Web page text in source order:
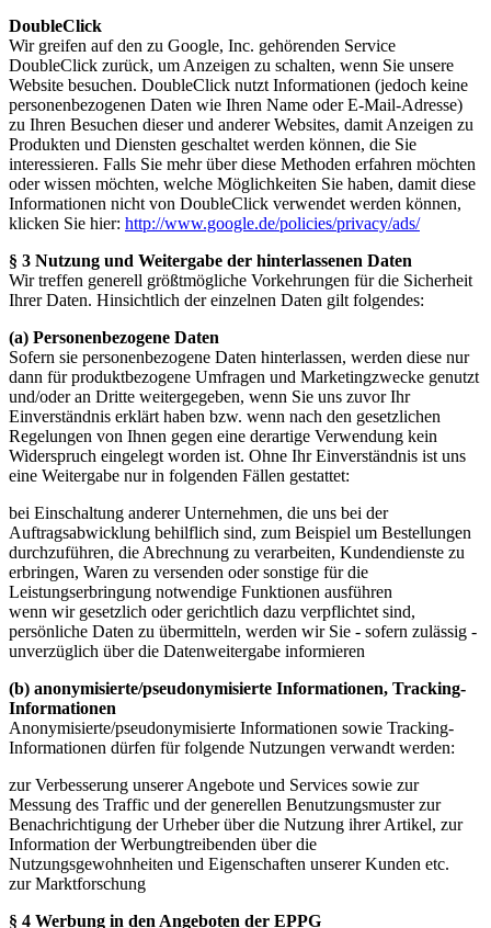
DoubleClick
Wir greifen auf den zu Google, Inc. gehörenden Service
DoubleClick zurück, um Anzeigen zu schalten, wenn Sie unsere
Website besuchen. DoubleClick nutzt Informationen (jedoch keine
personenbezogenen Daten wie Ihren Name oder E-Mail-Adresse)
zu Ihren Besuchen dieser und anderer Websites, damit Anzeigen zu
Produkten und Diensten geschaltet werden können, die Sie
interessieren. Falls Sie mehr über diese Methoden erfahren möchten
oder wissen möchten, welche Möglichkeiten Sie haben, damit diese
Informationen nicht von DoubleClick verwendet werden können,
klicken Sie hier: http://www.google.de/policies/privacy/ads/
§ 3 Nutzung und Weitergabe der hinterlassenen Daten
Wir treffen generell größtmögliche Vorkehrungen für die Sicherheit
Ihrer Daten. Hinsichtlich der einzelnen Daten gilt folgendes:
(a) Personenbezogene Daten
Sofern sie personenbezogene Daten hinterlassen, werden diese nur
dann für produktbezogene Umfragen und Marketingzwecke genutzt
und/oder an Dritte weitergegeben, wenn Sie uns zuvor Ihr
Einverständnis erklärt haben bzw. wenn nach den gesetzlichen
Regelungen von Ihnen gegen eine derartige Verwendung kein
Widerspruch eingelegt worden ist. Ohne Ihr Einverständnis ist uns
eine Weitergabe nur in folgenden Fällen gestattet:
bei Einschaltung anderer Unternehmen, die uns bei der
Auftragsabwicklung behilflich sind, zum Beispiel um Bestellungen
durchzuführen, die Abrechnung zu verarbeiten, Kundendienste zu
erbringen, Waren zu versenden oder sonstige für die
Leistungserbringung notwendige Funktionen ausführen
wenn wir gesetzlich oder gerichtlich dazu verpflichtet sind,
persönliche Daten zu übermitteln, werden wir Sie - sofern zulässig -
unverzüglich über die Datenweitergabe informieren
(b) anonymisierte/pseudonymisierte Informationen, Tracking-
Informationen
Anonymisierte/pseudonymisierte Informationen sowie Tracking-
Informationen dürfen für folgende Nutzungen verwandt werden:
zur Verbesserung unserer Angebote und Services sowie zur
Messung des Traffic und der generellen Benutzungsmuster zur
Benachrichtigung der Urheber über die Nutzung ihrer Artikel, zur
Information der Werbungtreibenden über die
Nutzungsgewohnheiten und Eigenschaften unserer Kunden etc.
zur Marktforschung
§ 4 Werbung in den Angeboten der EPPG